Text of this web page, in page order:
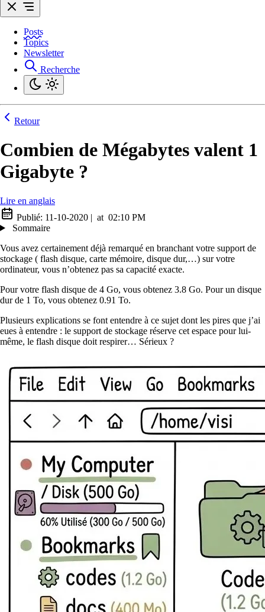
Posts
Topics
Newsletter
Recherche
Retour
Combien de Mégabytes valent 1
Gigabyte ?
Lire en anglais
Publié: 11-10-2020 | at 02:10 PM
Sommaire
Vous avez certainement déjà remarqué en branchant votre support de
stockage ( flash disque, carte mémoire, disque dur,…) sur votre
ordinateur, vous n’obtenez pas sa capacité exacte.
Pour votre flash disque de 4 Go, vous obtenez 3.8 Go. Pour un disque
dur de 1 To, vous obtenez 0.91 To.
Plusieurs explications se font entendre à ce sujet dont les pires que j’ai
eues à entendre : le support de stockage réserve cet espace pour lui-
même, le flash disque doit respirer… Sérieux ?